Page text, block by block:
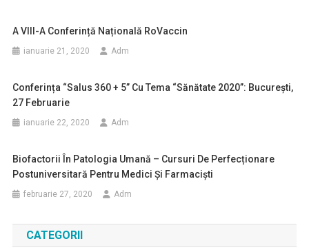
A VIII-A Conferință Națională RoVaccin
ianuarie 21, 2020 Adm
Conferința “Salus 360 + 5” Cu Tema “Sănătate 2020”: București,
27 Februarie
ianuarie 22, 2020 Adm
Biofactorii În Patologia Umană – Cursuri De Perfecționare
Postuniversitară Pentru Medici Și Farmaciști
februarie 27, 2020 Adm
CATEGORII